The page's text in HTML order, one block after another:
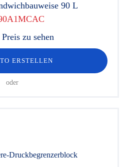
90 L
zu sehen
ERSTELLEN
oder